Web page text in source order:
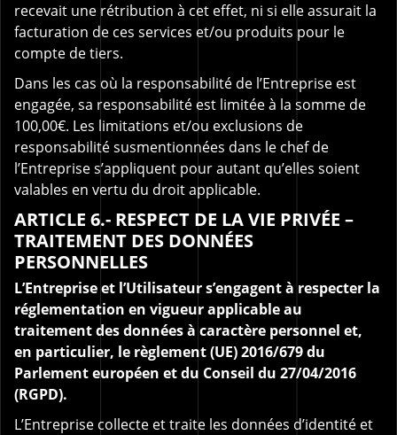
recevait une rétribution à cet effet, ni si elle assurait la
facturation de ces services et/ou produits pour le
compte de tiers.
Dans les cas où la responsabilité de l’Entreprise est
engagée, sa responsabilité est limitée à la somme de
100,00€. Les limitations et/ou exclusions de
responsabilité susmentionnées dans le chef de
l’Entreprise s’appliquent pour autant qu’elles soient
valables en vertu du droit applicable.
ARTICLE 6.- RESPECT DE LA VIE PRIVÉE –
TRAITEMENT DES DONNÉES
PERSONNELLES
L’Entreprise et l’Utilisateur s’engagent à respecter la
réglementation en vigueur applicable au
traitement des données à caractère personnel et,
en particulier, le règlement (UE) 2016/679 du
Parlement européen et du Conseil du 27/04/2016
(RGPD).
L’Entreprise collecte et traite les données d’identité et